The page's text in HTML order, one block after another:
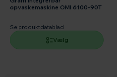
opvaskemaskine OMI 6100-90T
Se produktdatablad
Vælg